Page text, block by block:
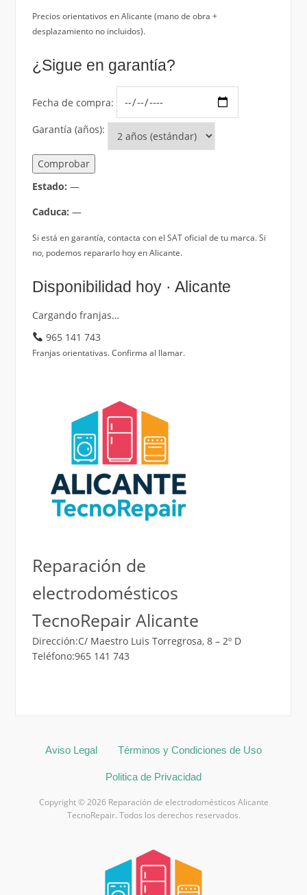
Precios orientativos en Alicante (mano de obra +
desplazamiento no incluidos).
¿Sigue en garantía?
Fecha de compra:
Garantía (años):
Comprobar
Estado: —
Caduca: —
Si está en garantía, contacta con el SAT oficial de tu marca. Si
no, podemos repararlo hoy en Alicante.
Disponibilidad hoy · Alicante
Cargando franjas…
965 141 743
Franjas orientativas. Confirma al llamar.
Reparación de
electrodomésticos
TecnoRepair Alicante
Dirección:C/ Maestro Luis Torregrosa, 8 – 2º D
Teléfono:965 141 743
Aviso Legal Términos y Condiciones de Uso
Politica de Privacidad
Copyright © 2026 Reparación de electrodomésticos Alicante
TecnoRepair. Todos los derechos reservados.